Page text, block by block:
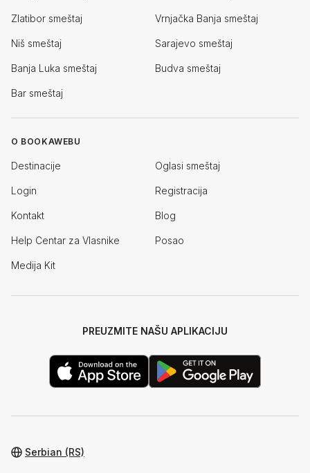
Zlatibor smeštaj Vrnjačka Banja smeštaj
Niš smeštaj Sarajevo smeštaj
Banja Luka smeštaj Budva smeštaj
Bar smeštaj
O BOOKAWEBU
Destinacije Oglasi smeštaj
Login Registracija
Kontakt Blog
Help Centar za Vlasnike Posao
Medija Kit
PREUZMITE NAŠU APLIKACIJU
Serbian (RS)